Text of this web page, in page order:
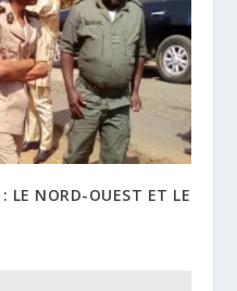
LE NORD-OUEST ET LE